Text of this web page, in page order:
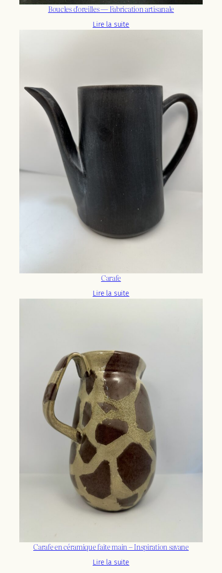
Boucles d’oreilles — Fabrication artisanale
Lire la suite
Carafe
Lire la suite
Carafe en céramique faite main – Inspiration savane
Lire la suite